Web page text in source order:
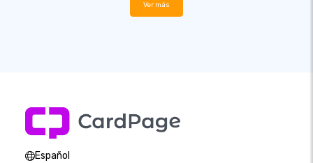
Ver más
Español